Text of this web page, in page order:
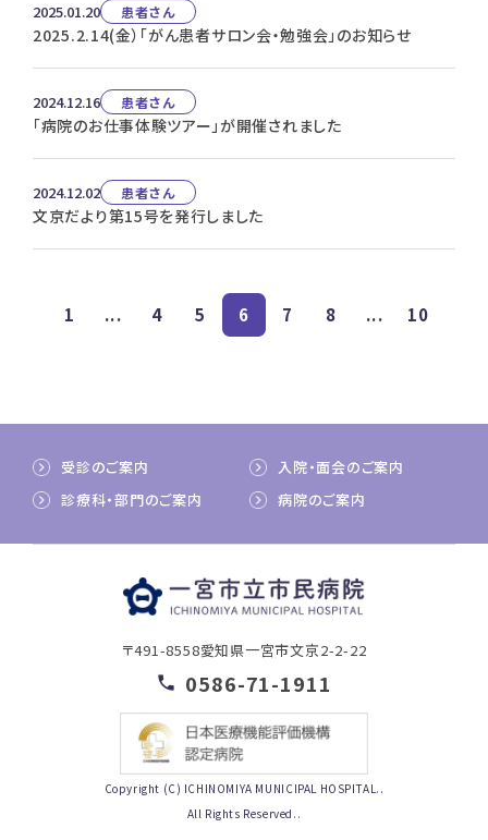
2025.01.20 患者さん
2025.2.14(金）「がん患者サロン会・勉強会」のお知らせ
2024.12.16 患者さん
「病院のお仕事体験ツアー」が開催されました
2024.12.02 患者さん
文京だより第15号を発行しました
1 ... 4 5 6 7 8 ... 10
受診のご案内
入院・面会のご案内
診療科・部門のご案内
病院のご案内
〒491-8558愛知県一宮市文京2-2-22
0586-71-1911
Copyright (C) ICHINOMIYA MUNICIPAL HOSPITAL..
All Rights Reserved..